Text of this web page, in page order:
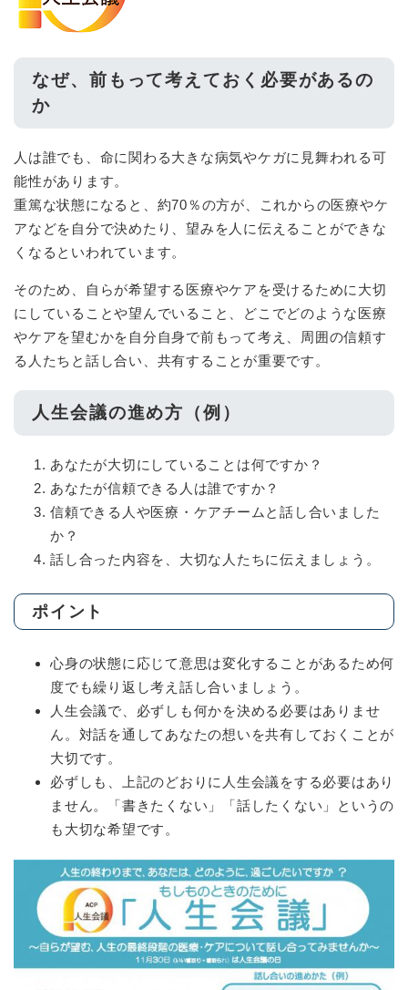
なぜ、前もって考えておく必要があるの
か
人は誰でも、命に関わる大きな病気やケガに見舞われる可
能性があります。
重篤な状態になると、約70％の方が、これからの医療やケ
アなどを自分で決めたり、望みを人に伝えることができな
くなるといわれています。
そのため、自らが希望する医療やケアを受けるために大切
にしていることや望んでいること、どこでどのような医療
やケアを望むかを自分自身で前もって考え、周囲の信頼す
る人たちと話し合い、共有することが重要です。
人生会議の進め方（例）
あなたが大切にしていることは何ですか？
あなたが信頼できる人は誰ですか？
信頼できる人や医療・ケアチームと話し合いました
か？
話し合った内容を、大切な人たちに伝えましょう。
ポイント
心身の状態に応じて意思は変化することがあるため何
度でも繰り返し考え話し合いましょう。
人生会議で、必ずしも何かを決める必要はありませ
ん。対話を通してあなたの想いを共有しておくことが
大切です。
必ずしも、上記のどおりに人生会議をする必要はあり
ません。「書きたくない」「話したくない」というの
も大切な希望です。